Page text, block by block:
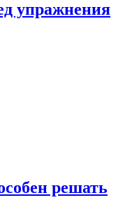
упражнения
решать